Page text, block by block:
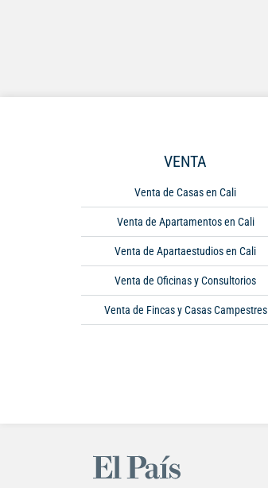
VENTA
Venta de Casas en Cali
Venta de Apartamentos en Cali
Venta de Apartaestudios en Cali
Venta de Oficinas y Consultorios
Venta de Fincas y Casas Campestres